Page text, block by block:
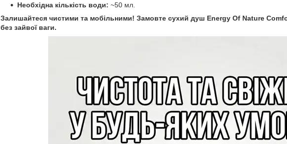
Необхідна кількість води: ~50 мл.
Залишайтеся чистими та мобільними! Замовте сухий душ Energy Of Nature
без зайвої ваги.